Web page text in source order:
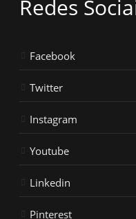
Redes
Facebook
Twitter
Instagram
Youtube
Linkedin
Pinterest